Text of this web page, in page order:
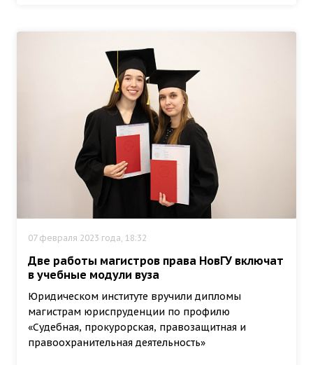
07 февраля 2023 года, 18:32
Две работы магистров права НовГУ включат
в учебные модули вуза
Юридическом институте вручили дипломы
магистрам юриспруденции по профилю
«Судебная, прокурорская, правозащитная и
правоохранительная деятельность»